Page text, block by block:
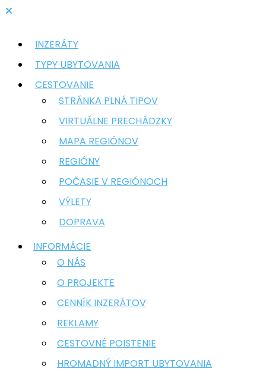
INZERÁTY
TYPY UBYTOVANIA
CESTOVANIE
STRÁNKA PLNÁ TIPOV
VIRTUÁLNE PRECHÁDZKY
MAPA REGIÓNOV
REGIÓNY
POČASIE V REGIÓNOCH
VÝLETY
DOPRAVA
INFORMÁCIE
O NÁS
O PROJEKTE
CENNÍK INZERÁTOV
REKLAMY
CESTOVNÉ POISTENIE
HROMADNÝ IMPORT UBYTOVANIA